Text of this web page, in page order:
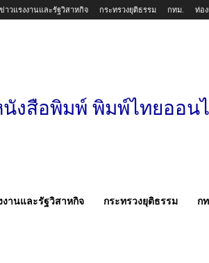
ข่าวแรงงานและรัฐวิสาหกิจ กระทรวงยุติธรรม กทม. ท่อ
งสือพิมพ์ พิมพ์ไทยออน
งานและรัฐวิสาหกิจ กระทรวงยุติธรรม ก